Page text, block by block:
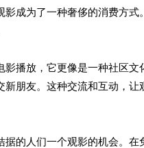
成为了一种奢侈的消费方
播放，它更像是一种社区
朋友。这种交流和互动，
的人们一个观影的机会。